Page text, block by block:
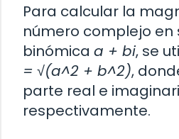
Para calcular la
número complejo en
binómica a + bi, se
= √(a^2 + b^2),
parte real e
respectivamente.